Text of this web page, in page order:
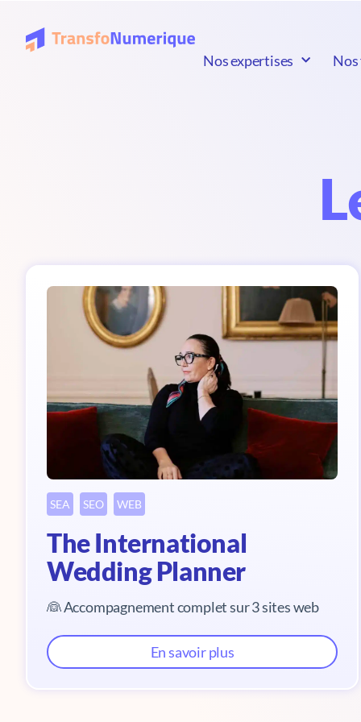
Nos expertises
SEA SEO WEB
The International
Wedding Planner
👰 Accompagnement complet sur 3 sites web
En savoir plus